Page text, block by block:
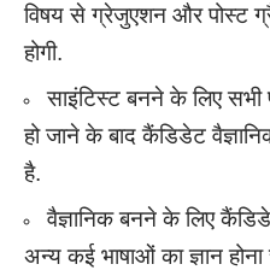
विषय से ग्रेजुएशन और पोस्ट
होगी.
साइंटिस्ट बनने के लिए सभी
हो जाने के बाद कैंडिडेट
है.
वैज्ञानिक बनने के लिए
अन्य कई भाषाओं का ज्ञान होना